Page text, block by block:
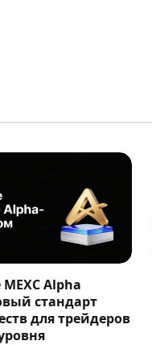
Alpha
стандарт
для трейдеров